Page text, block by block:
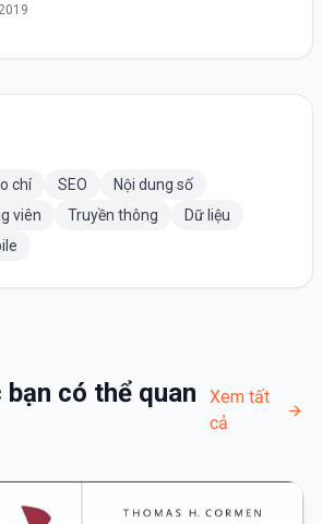
chí SEO
Nội dung số
viên Truyền thông
Dữ liệu
có thể quan
Xem tất
cả